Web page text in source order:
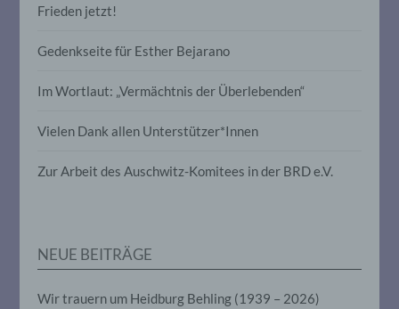
Frieden jetzt!
Gedenkseite für Esther Bejarano
Im Wortlaut: „Vermächtnis der Überlebenden“
Vielen Dank allen Unterstützer*Innen
Zur Arbeit des Auschwitz-Komitees in der BRD e.V.
NEUE BEITRÄGE
Wir trauern um Heidburg Behling (1939 – 2026)
personenbezogener Daten mit dem Ziel,
e) Profiling
Profiling ist jede Art der automatisierten
Verarbeitung personenbezogener Daten,
personenbezogenen Daten verwendet
Arbeitsleistung, wirtschaftlicher Lage,
Gesundheit, persönlicher Vorlieben,
Aufenthaltsort oder Ortswechsel dieser